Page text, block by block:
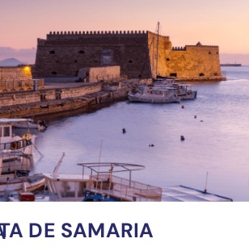
África América
DE SAMARIA